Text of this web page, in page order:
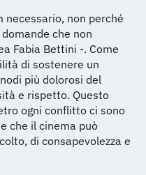
necessario, non perché
che non
Fabia Bettini -. Come
di sostenere un
più dolorosi del
e rispetto. Questo
ogni conflitto ci sono
che il cinema può
di consapevolezza e